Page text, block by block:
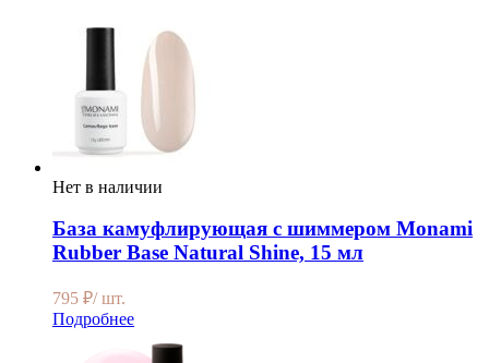
Нет в наличии
База камуфлирующая с шиммером Monami
Rubber Base Natural Shine, 15 мл
795 ₽/ шт.
Подробнее